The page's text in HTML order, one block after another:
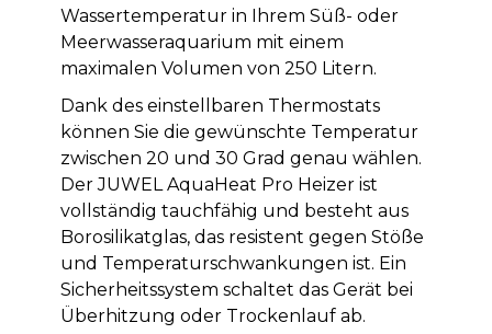
Wassertemperatur in Ihrem Süß- oder
Meerwasseraquarium mit einem
maximalen Volumen von 250 Litern.
Dank des einstellbaren Thermostats
können Sie die gewünschte Temperatur
zwischen 20 und 30 Grad genau wählen.
Der JUWEL AquaHeat Pro Heizer ist
vollständig tauchfähig und besteht aus
Borosilikatglas, das resistent gegen Stöße
und Temperaturschwankungen ist. Ein
Sicherheitssystem schaltet das Gerät bei
Überhitzung oder Trockenlauf ab.